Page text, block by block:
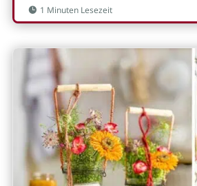
 1 Minuten Lesezeit